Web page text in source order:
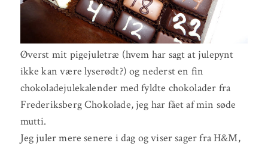
Øverst mit pigejuletræ (hvem har sagt at julepynt
ikke kan være lyserødt?) og nederst en fin
chokoladejulekalender med fyldte chokolader fra
Frederiksberg Chokolade, jeg har fået af min søde
mutti.
Jeg juler mere senere i dag og viser sager fra H&M,